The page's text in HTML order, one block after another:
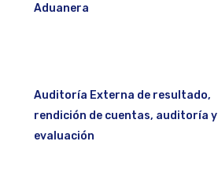
Aduanera
Auditoría Externa de resultado,
rendición de cuentas, auditoría y
evaluación